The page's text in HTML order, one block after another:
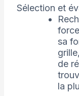
Sélection et
sa
de
la